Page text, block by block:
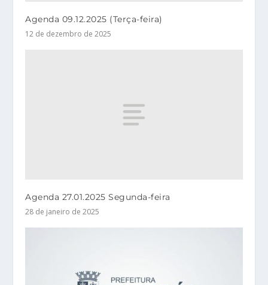
Agenda 09.12.2025 (Terça-feira)
12 de dezembro de 2025
Agenda 27.01.2025 Segunda-feira
28 de janeiro de 2025